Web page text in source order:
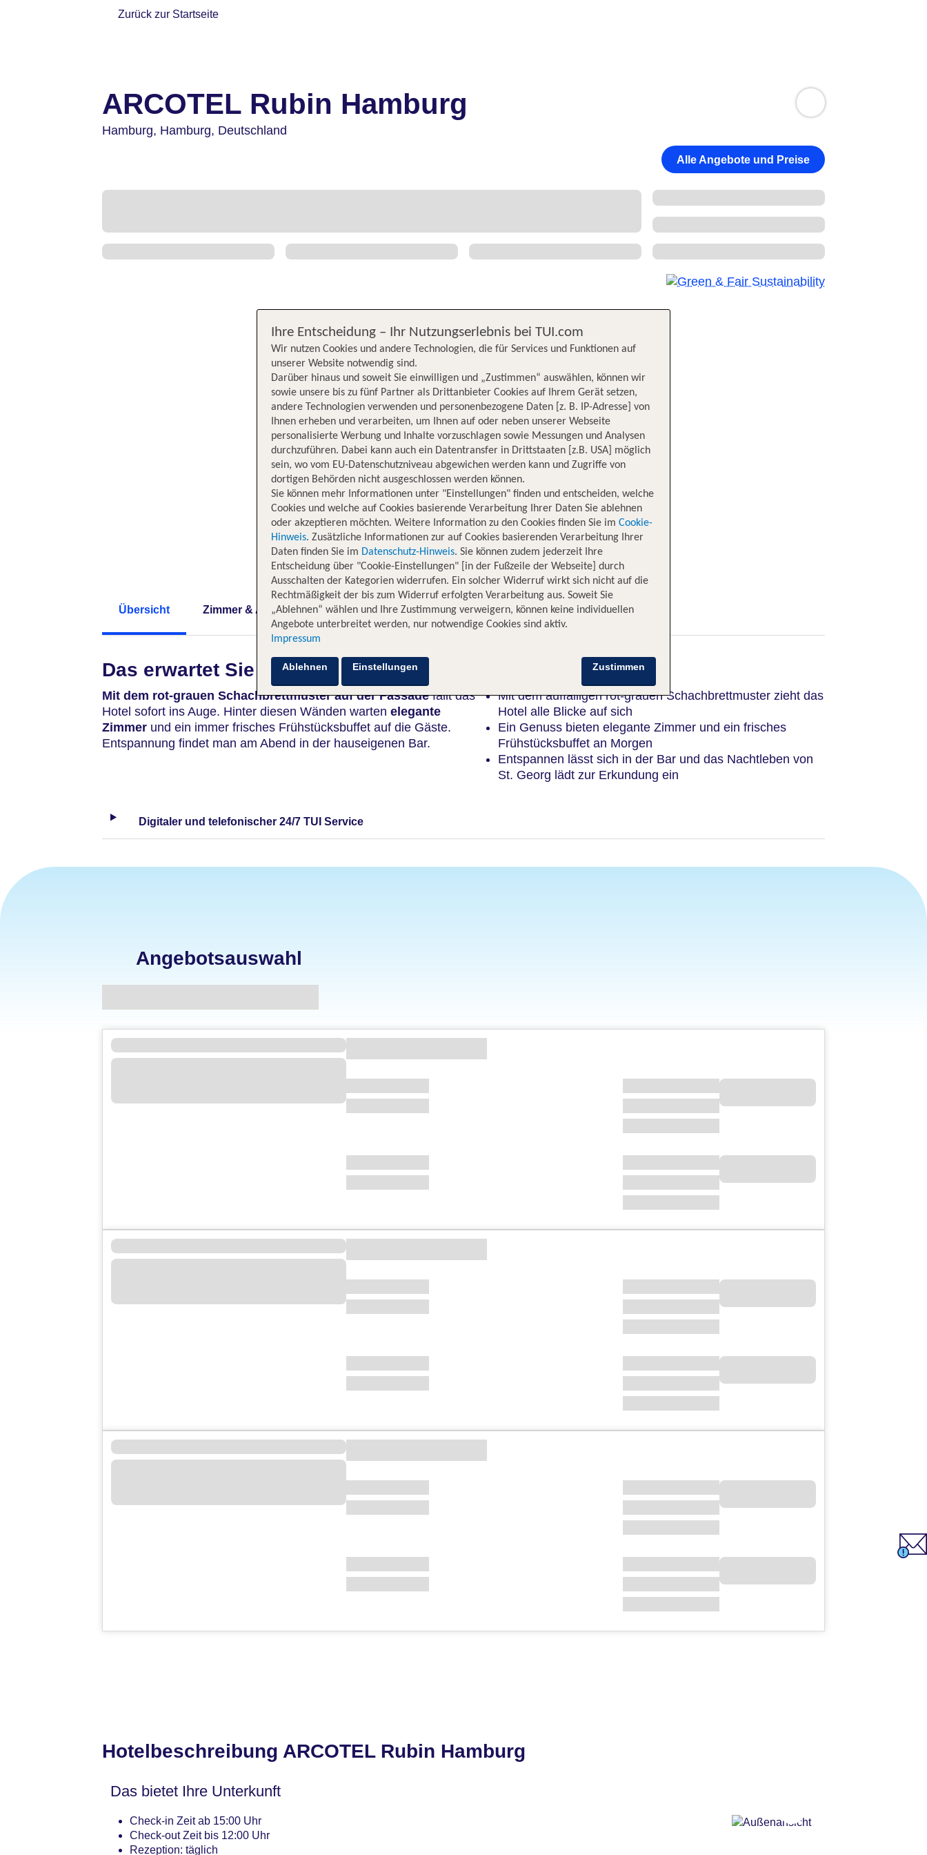
Zurück zur Startseite
ARCOTEL Rubin Hamburg
Hamburg, Hamburg, Deutschland
Alle Angebote und Preise
Übersicht Zimmer & Angebote Hotelinformationen Lage Bewertungen
Das erwartet Sie
Mit dem rot-grauen Schachbrettmuster auf der Fassadefällt das
Hotel sofort ins Auge. Hinter diesen Wänden warten elegante
Zimmer und ein immer frisches Frühstücksbuffet auf die Gäste.
Entspannung findet man am Abend in der hauseigenen Bar.
Mit dem auffälligen rot-grauen Schachbrettmuster zieht das
Hotel alle Blicke auf sich
Ein Genuss bieten elegante Zimmer und ein frisches
Frühstücksbuffet an Morgen
Entspannen lässt sich in der Bar und das Nachtleben von
St. Georg lädt zur Erkundung ein
Digitaler und telefonischer 24/7 TUI Service
Angebotsauswahl
Hotelbeschreibung ARCOTEL Rubin Hamburg
Das bietet Ihre Unterkunft
Check-in Zeit ab 15:00 Uhr
Check-out Zeit bis 12:00 Uhr
Rezeption: täglich
Ihre Entscheidung – Ihr Nutzungserlebnis bei TUI.com
Wir nutzen Cookies und andere Technologien, die für Services und Funktionen auf
unserer Website notwendig sind.
Darüber hinaus und soweit Sie einwilligen und „Zustimmen“ auswählen, können wir
sowie unsere bis zu fünf Partner als Drittanbieter Cookies auf Ihrem Gerät setzen,
andere Technologien verwenden und personenbezogene Daten [z. B. IP-Adresse] von
Ihnen erheben und verarbeiten, um Ihnen auf oder neben unserer Webseite
personalisierte Werbung und Inhalte vorzuschlagen sowie Messungen und Analysen
durchzuführen. Dabei kann auch ein Datentransfer in Drittstaaten [z.B. USA] möglich
sein, wo vom EU-Datenschutzniveau abgewichen werden kann und Zugriffe von
dortigen Behörden nicht ausgeschlossen werden können.
Sie können mehr Informationen unter "Einstellungen" finden und entscheiden, welche
Cookies und welche auf Cookies basierende Verarbeitung Ihrer Daten Sie ablehnen
oder akzeptieren möchten. Weitere Information zu den Cookies finden Sie im Cookie-
Hinweis. Zusätzliche Informationen zur auf Cookies basierenden Verarbeitung Ihrer
Daten finden Sie im Datenschutz-Hinweis. Sie können zudem jederzeit Ihre
Entscheidung über "Cookie-Einstellungen" [in der Fußzeile der Webseite] durch
Ausschalten der Kategorien widerrufen. Ein solcher Widerruf wirkt sich nicht auf die
Rechtmäßigkeit der bis zum Widerruf erfolgten Verarbeitung aus. Soweit Sie
„Ablehnen“ wählen und Ihre Zustimmung verweigern, können keine individuellen
Angebote unterbreitet werden, nur notwendige Cookies sind aktiv.
Impressum
Zustimmen
Ablehnen Einstellungen